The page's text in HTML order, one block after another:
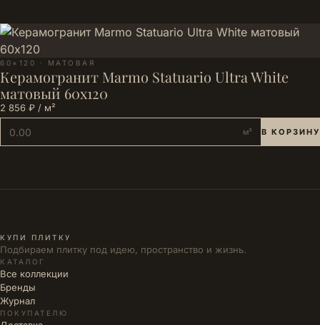
60×120 · МАТОВАЯ
Керамогранит Marmo Statuario Ultra White
матовый 60х120
2 856 ₽ / м²
м² В КОРЗИНУ
КУПИ ПЛИТКУ
Подбираем плитку под идею, пространство и жизнь.
КАТАЛОГ
Все коллекции
Бренды
Журнал
ПОКУПАТЕЛЮ